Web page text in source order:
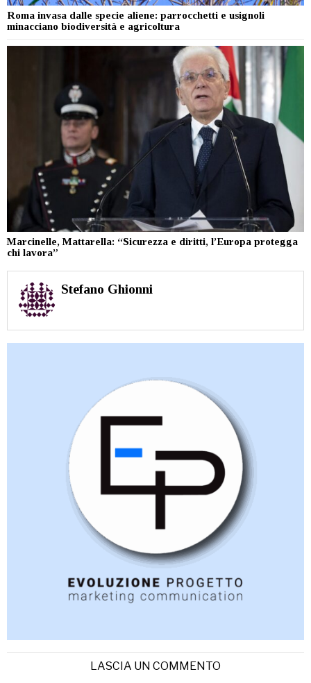
Roma invasa dalle specie aliene: parrocchetti e usignoli
minacciano biodiversità e agricoltura
Marcinelle, Mattarella: “Sicurezza e diritti, l’Europa protegga
chi lavora”
Stefano Ghionni
LASCIA UN COMMENTO